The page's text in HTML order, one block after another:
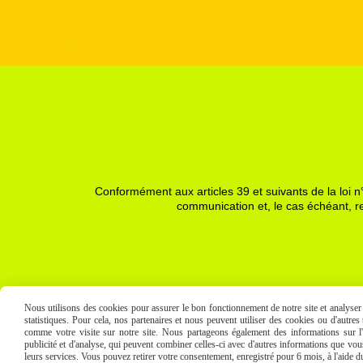
Conformément aux articles 39 et suivants de la loi
communication et, le cas échéant,
Nous utilisons des cookies pour assurer le bon fonctionnement de notre site et
statistiques. Pour cela, nos partenaires et nous peuvent utiliser des cookies ou
comme votre visite sur notre site. Nous partageons également des informations
publicité et d'analyse, qui peuvent combiner celles-ci avec d'autres informations que
leurs services. Vous pouvez retirer votre consentement, enregistré pour 6 mois, à l'aide